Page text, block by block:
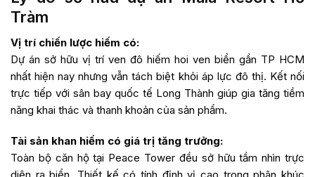
Tràm
Vị trí chiến lược hiếm có:
Dự án sở hữu vị trí ven đô hiếm hoi ven biển gần TP HCM
nhất hiện nay nhưng vẫn tách biệt khỏi áp lực đô thị. Kết nối
trực tiếp với sân bay quốc tế Long Thành giúp gia tăng tiềm
năng khai thác và thanh khoản của sản phẩm.
Tài sản khan hiếm có giá trị tăng trưởng:
Toàn bộ căn hộ tại Peace Tower đều sở hữu tầm nhìn trực